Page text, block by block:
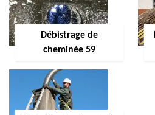
Débistrage de
cheminée 59